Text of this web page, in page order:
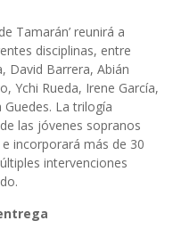
Tamarán’ reunirá a
disciplinas, entre
David Barrera, Abián
Ychi Rueda, Irene García,
La trilogía
las jóvenes sopranos
incorporará más de 30
intervenciones